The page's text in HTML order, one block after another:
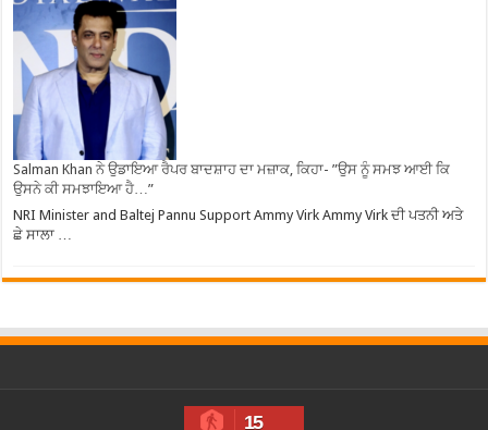
Salman Khan ਨੇ ਉਡਾਇਆ ਰੈਪਰ ਬਾਦਸ਼ਾਹ ਦਾ ਮਜ਼ਾਕ, ਕਿਹਾ- ”ਉਸ ਨੂੰ ਸਮਝ ਆਈ ਕਿ
ਉਸਨੇ ਕੀ ਸਮਝਾਇਆ ਹੈ…”
NRI Minister and Baltej Pannu Support Ammy Virk Ammy Virk ਦੀ ਪਤਨੀ ਅਤੇ
ਛੇ ਸਾਲਾ …
15